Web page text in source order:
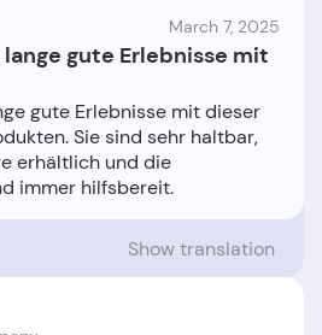
March 7, 2025
gute Erlebnisse mit
gute Erlebnisse mit dieser
Sie sind sehr haltbar,
erhältlich und die
Show translation